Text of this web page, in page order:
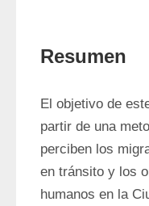
Resumen
El objetivo de
partir de una
perciben los
en tránsito y los
humanos en la